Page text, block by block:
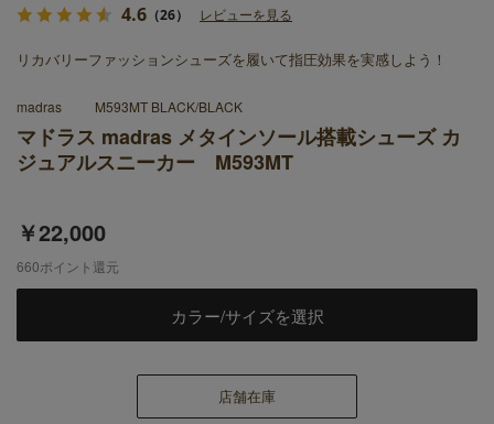
マドラス madras メタインソール搭載シューズ カ
ジュアルスニーカー M593MT
4.6 （26） レビューを見る
リカバリーファッションシューズを履いて指圧効果を実感しよう！
￥22,000
madras M593MT BLACK/BLACK
660ポイント還元
カラー/サイズを選択
店舗在庫